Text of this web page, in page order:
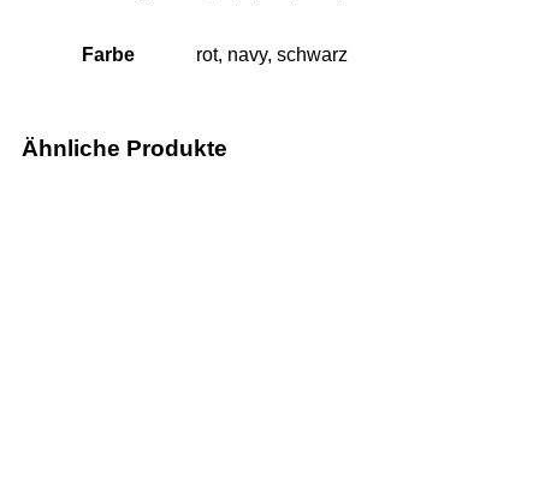
Farbe rot, navy, schwarz
Ähnliche Produkte